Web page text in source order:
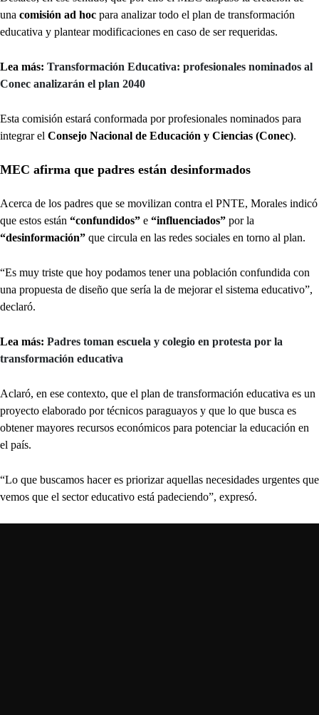
una comisión ad hoc para analizar todo el plan de transformación
educativa y plantear modificaciones en caso de ser requeridas.
Lea más: Transformación Educativa: profesionales nominados al
Conec analizarán el plan 2040
Esta comisión estará conformada por profesionales nominados para
integrar el Consejo Nacional de Educación y Ciencias (Conec).
MEC afirma que padres están desinformados
Acerca de los padres que se movilizan contra el PNTE, Morales indicó
que estos están “confundidos” e “influenciados” por la
“desinformación” que circula en las redes sociales en torno al plan.
“Es muy triste que hoy podamos tener una población confundida con
una propuesta de diseño que sería la de mejorar el sistema educativo”,
declaró.
Lea más: Padres toman escuela y colegio en protesta por la
transformación educativa
Aclaró, en ese contexto, que el plan de transformación educativa es un
proyecto elaborado por técnicos paraguayos y que lo que busca es
obtener mayores recursos económicos para potenciar la educación en
el país.
“Lo que buscamos hacer es priorizar aquellas necesidades urgentes que
vemos que el sector educativo está padeciendo”, expresó.